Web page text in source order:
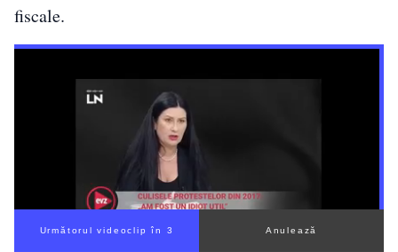
fiscale.
Următorul videoclip în 2 Anulează